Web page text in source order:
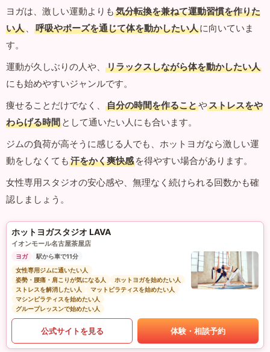
ヨガは、激しい運動よりも 気分転換を兼ねて運動習慣を作りた
い人 、 呼吸やポーズを通じて体を動かしたい人に向いていま
す。
運動が久しぶりの人や、
リラックスしながら体を動かしたい人
にも始めやすいジャンルです。
痩せることだけでなく、
自分の時間を作ることやストレスをや
わらげる時間 として通いたい人にも合います。
ジムの負荷が高そうに感じる人でも、ホットヨガなら激しい運
動をしなくても 汗をかく爽快感 を得やすい場合があります。
女性専用スタジオの安心感や、無理なく続けられる回数かも確
認しましょう。
ホットヨガスタジオ LAVA
イオンモール名古屋茶屋店
ヨガ
駅から車で11分
女性専用ジムに通いたい人
姿勢・腰痛・肩こりが気になる人
ホットヨガを始めたい人
ストレスを解消したい人
マットピラティスを始めたい人
マシンピラティスを始めたい人
グループレッスンで始めたい人
公式サイトを見る 体験・相談予約